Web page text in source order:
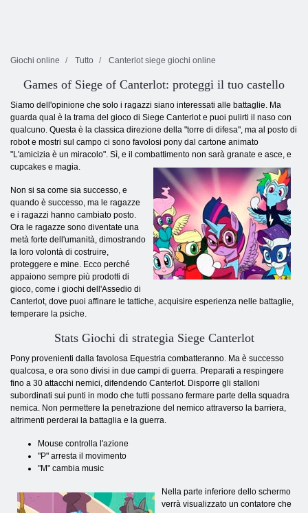
Giochi online Tutto Canterlot siege giochi online
Games of Siege of Canterlot: proteggi il tuo castello
Siamo dell'opinione che solo i ragazzi siano interessati alle battaglie. Ma
guarda qual è la trama del gioco di Siege Canterlot e puoi pulirti il ​​naso con
qualcuno. Questa è la classica direzione della "torre di difesa", ma al posto di
robot e mostri sul campo ci sono favolosi pony dal cartone animato
"L'amicizia è un miracolo". Sì, e il combattimento non sarà granate e asce, e
cupcakes e magia.
Non si sa come sia successo, e
quando è successo, ma le ragazze
e i ragazzi hanno cambiato posto.
Ora le ragazze sono diventate una
metà forte dell'umanità, dimostrando
la loro volontà di costruire,
proteggere e mine. Ecco perché
appaiono sempre più prodotti di
gioco, come i giochi dell'Assedio di
Canterlot, dove puoi affinare le tattiche, acquisire esperienza nelle battaglie,
temperare la psiche.
Stats Giochi di strategia Siege Canterlot
Pony provenienti dalla favolosa Equestria combatteranno. Ma è successo
qualcosa, e ora sono divisi in due campi di guerra. Preparati a respingere
fino a 30 attacchi nemici, difendendo Canterlot. Disporre gli stalloni
subordinati sui punti in modo che tutti possano fermare parte della squadra
nemica. Non permettere la penetrazione del nemico attraverso la barriera,
altrimenti perderai la battaglia e la guerra.
Mouse controlla l'azione
"P" arresta il movimento
"M" cambia music
Nella parte inferiore dello schermo
verrà visualizzato un contatore che